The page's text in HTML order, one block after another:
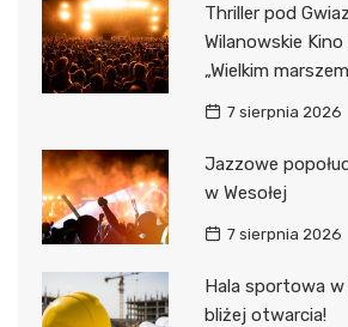
Thriller pod
Wilanowskie
„Wielkim
7 sierpnia 2026
Jazzowe
w Wesołej
7 sierpnia 2026
Hala sportowa w
bliżej otwarcia!